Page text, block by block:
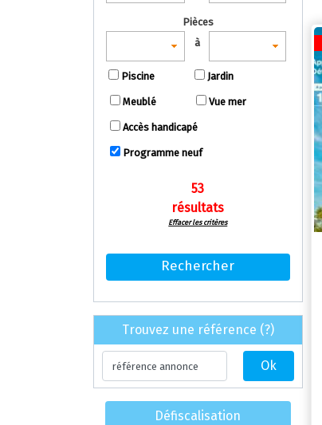
Pièces
à
Piscine Jardin
Meublé Vue mer
Accès handicapé
Programme neuf
53
résultats
Effacer les critères
Trouvez une référence (?)
Défiscalisation